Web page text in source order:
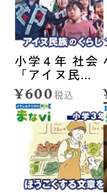
小学４年 社会
「アイヌ民族
のくらしと文
化」
¥600 税込